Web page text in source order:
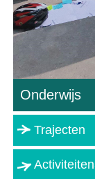
Onderwijs
Trajecten